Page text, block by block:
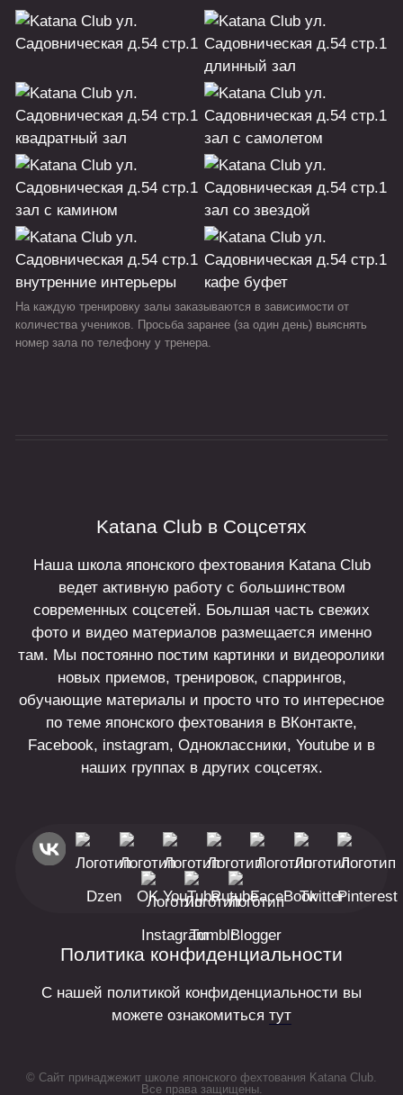
На каждую тренировку залы заказываются в зависимости от
количества учеников. Просьба заранее (за один день) выяснять
номер зала по телефону у тренера.
Katana Club в Соцсетях
Наша школа японского фехтования Katana Club
ведет активную работу с большинством
современных соцсетей. Боьлшая часть свежих
фото и видео материалов размещается именно
там. Мы постоянно постим картинки и видеоролики
новых приемов, тренировок, спаррингов,
обучающие материалы и просто что то интересное
по теме японского фехтования в ВКонтакте,
Facebook, instagram, Одноклассники, Youtube и в
наших группах в других соцсетях.
Политика конфиденциальности
С нашей политикой конфиденциальности вы
можете ознакомиться тут
© Сайт принаджежит школе японского фехтования Katana Club.
Все права защищены.